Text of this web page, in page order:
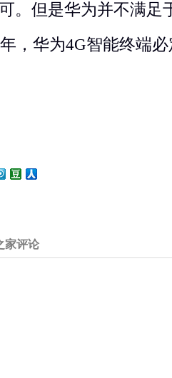
。但是华为并不满足
，华为4G智能终端
家评论